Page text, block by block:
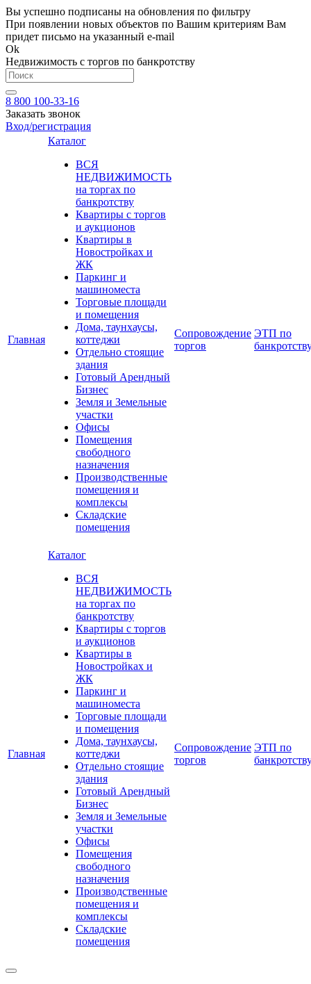
Вы успешно подписаны на обновления по фильтру
При появлении новых объектов по Вашим критериям Вам
придет письмо на указанный e-mail
Ok
Недвижимость с торгов по банкротству
8 800 100-33-16
Заказать звонок
Вход/регистрация
Главная
Каталог
ВСЯ
НЕДВИЖИМОСТЬ
на торгах по
банкротству
Квартиры с торгов
и аукционов
Квартиры в
Новостройках и
ЖК
Паркинг и
машиноместа
Торговые площади
и помещения
Дома, таунхаусы,
коттеджи
Отдельно стоящие
здания
Готовый Арендный
Бизнес
Земля и Земельные
участки
Офисы
Помещения
свободного
назначения
Производственные
помещения и
комплексы
Складские
помещения
Сопровождение
торгов
ЭТП по
Главная
Каталог
ВСЯ
НЕДВИЖИМОСТЬ
на торгах по
банкротству
Квартиры с торгов
и аукционов
Квартиры в
Новостройках и
ЖК
Паркинг и
машиноместа
Торговые площади
и помещения
Дома, таунхаусы,
коттеджи
Отдельно стоящие
здания
Готовый Арендный
Бизнес
Земля и Земельные
участки
Офисы
Помещения
свободного
назначения
Производственные
помещения и
комплексы
Складские
помещения
Сопровождение
торгов
ЭТП по